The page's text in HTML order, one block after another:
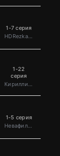
1-7 серия
HDRezka Studio
1-22
серия
Кириллица
1-5 серия
Невафильм